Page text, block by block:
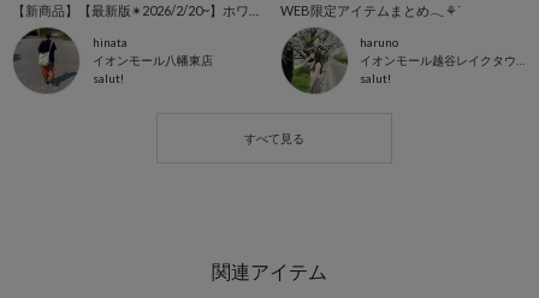
hinata
イオンモール八幡東店
salut!
WEB限定アイテムまとめ𓂃⚘ᐝ
haruno
salut!